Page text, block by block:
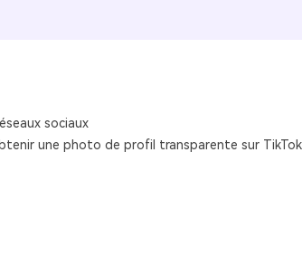
sociaux
une photo de profil transparente sur